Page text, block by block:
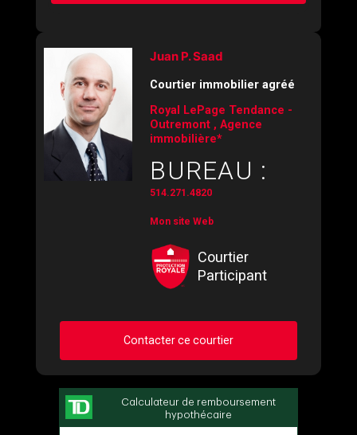
Juan P. Saad
Courtier immobilier agréé
Royal LePage Tendance -
Outremont , Agence
immobilière*
BUREAU :
514.271.4820
Mon site Web
Courtier
Participant
Contacter ce courtier
Demander des infos sur cette inscription
Prénom